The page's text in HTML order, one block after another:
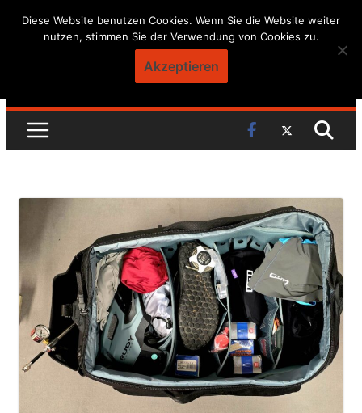
SkipDiese Website benutzen Cookies. Wenn Sie die Website weiter
nutzen, stimmen Sie der Verwendung von Cookies zu.
Akzeptieren